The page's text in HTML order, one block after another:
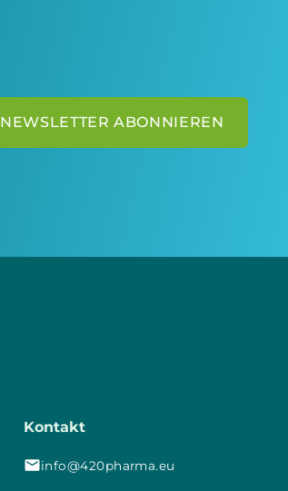
NEWSLETTER ABONNIEREN
Kontakt
info@420pharma.eu